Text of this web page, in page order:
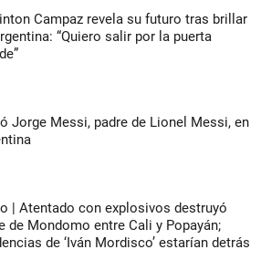
Campaz revela su futuro tras brillar
“Quiero salir por la puerta
Jorge Messi, padre de Lionel Messi, en
| Atentado con explosivos destruyó
de Mondomo entre Cali y Popayán;
de ‘Iván Mordisco’ estarían detrás